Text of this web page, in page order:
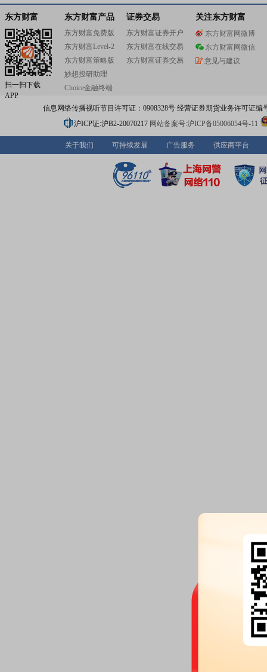
东方财富
扫一扫下载
APP
东方财富产品
东方财富免费版
东方财富Level-2
东方财富策略版
妙想投研助理
Choice金融终端
证券交易
东方财富证券开户
东方财富在线交易
东方财富证券交易
关注东方财富
东方财富网微博
东方财富网微信
意见与建议
信息网络传播视听节目许可证：0908328号 经营证券期货业务许可证编
沪ICP证:沪B2-20070217 网站备案号:沪ICP备05006054号-11
关于我们 可持续发展 广告服务 供应商平台